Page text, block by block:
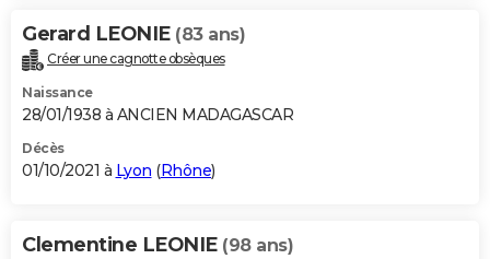
Gerard LEONIE (83 ans)
Créer une cagnotte obsèques
Naissance
28/01/1938 à ANCIEN MADAGASCAR
Décès
01/10/2021 à Lyon (Rhône)
Clementine LEONIE (98 ans)